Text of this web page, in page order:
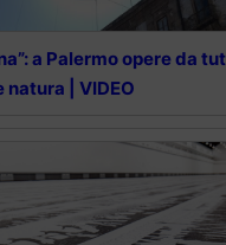
a Palermo opere da
natura | VIDEO